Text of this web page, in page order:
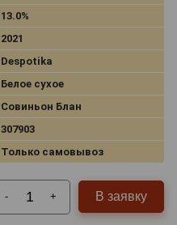
13.0%
2021
Despotika
Белое сухое
Совиньон Блан
307903
Только самовывоз
- + В заявку